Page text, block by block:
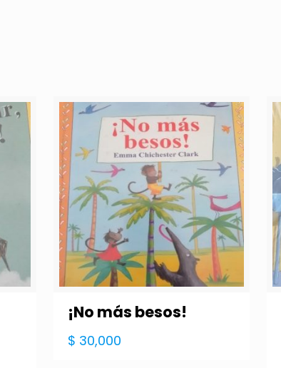
¡No más besos!
$ 30,000